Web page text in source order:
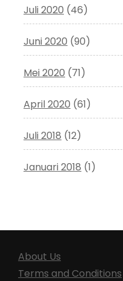
Juli 2020 (46)
Juni 2020 (90)
Mei 2020 (71)
April 2020 (61)
Juli 2018 (12)
Januari 2018 (1)
About Us
Terms and Conditions